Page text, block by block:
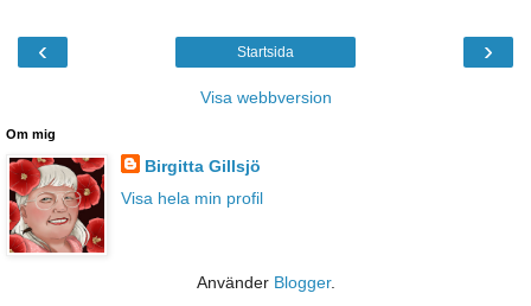
‹ ›
Startsida
Visa webbversion
Om mig
Birgitta Gillsjö
Visa hela min profil
Använder Blogger.